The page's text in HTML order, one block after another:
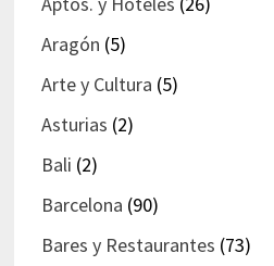
Aragón (5)
Arte y Cultura (5)
Asturias (2)
Bali (2)
Barcelona (90)
Bares y Restaurantes (73)